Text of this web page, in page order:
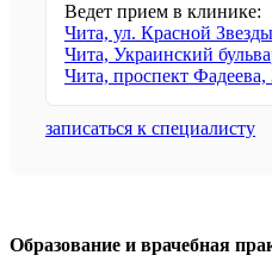
Ведет прием в клинике:
Чита, ул. Красной
Чита, Украинский
Чита, проспект Фадеева,
записаться к специалисту
Образование и врачебная